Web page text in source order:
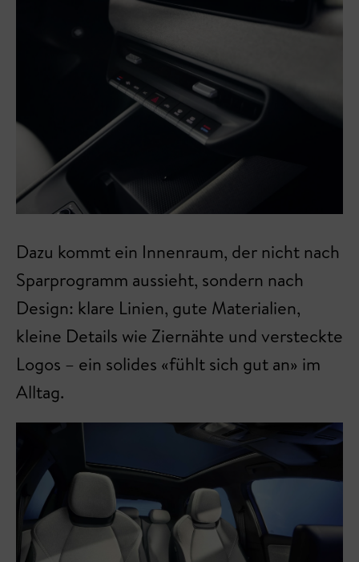
Dazu kommt ein Innenraum, der nicht nach
Sparprogramm aussieht, sondern nach
Design: klare Linien, gute Materialien,
kleine Details wie Ziernähte und versteckte
Logos – ein solides «fühlt sich gut an» im
Alltag.